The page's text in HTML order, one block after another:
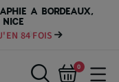
A BORDEAUX,
NICE
84 FOIS
0